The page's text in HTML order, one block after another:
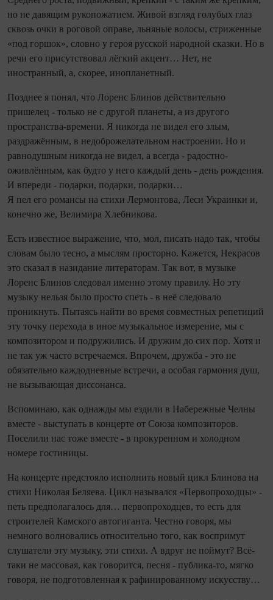
но не давящим рукопожатием. Живой взгляд голубых глаз
сквозь очки в роговой оправе, льняные волосы, стриженные
«под горшок», словно у героя русской народной сказки. Но в
речи его присутствовал лёгкий акцент… Нет, не
иностранный, а, скорее, инопланетный.
Позднее я понял, что Лоренс Блинов действительно
пришелец - только не с другой планеты, а из другого
пространства-времени. Я никогда не видел его злым,
раздражённым, в недоброжелательном настроении. Но и
равнодушным никогда не видел, а всегда - радостно-
оживлённым, как будто у него каждый день - день рождения.
И впереди - подарки, подарки, подарки…
Я пел его романсы на стихи Лермонтова, Леси Украинки и,
конечно же, Велимира Хлебникова.
Есть известное выражение, что, мол, писать надо так, чтобы
словам было тесно, а мыслям просторно. Кажется, Некрасов
это сказал в назидание литераторам. Так вот, в музыке
Лоренс Блинов следовал именно этому правилу. Но эту
музыку нельзя было просто спеть - в неё следовало
проникнуть. Пытаясь найти во время совместных репетиций
эту точку перехода в иное музыкальное измерение, мы с
композитором и подружились. И дружим до сих пор. Хотя и
не так уж часто встречаемся. Впрочем, дружба - это не
обязательно каждодневные встречи, а особая гармония душ,
не вызывающая диссонанса.
Вспоминаю, как однажды мы ездили в Набережные Челны
вместе - выступать в концерте от Союза композиторов.
Поселили нас тоже вместе - в прокуренном и холодном
номере гостиницы.
На концерте предстояло исполнить новый цикл Блинова на
стихи Николая Беляева. Цикл назывался «Первопроходцы» -
петь предполагалось для… первопроходцев, то есть для
строителей Камского автогиганта. Честно говоря, мы
немного волновались относительно того, как воспримут
слушатели эту музыку, эти стихи. А вдруг не поймут? Всё-
таки не массовая, как говорится, песня - публика-то, мягко
говоря, не подготовленная к рафинированному искусству…